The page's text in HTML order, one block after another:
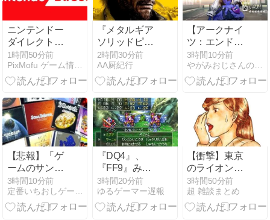
ニンテンドー
ダイレクト、
本日8月9日23
時から配信決
定 ― Switch 2
年の節目に
1時間50分前
『メタルギア
ソリッドピー
スウォーカ
ー』って名作
だよな
2時間30分前
AA厨紀行
【アークナイ
ツ：エンドフ
ィールド#7】
戦う美少女ア
イドル実装！
もだいたい戦
ってるなアイ
ドル【限定ス
カウト「キラ
キラ綺羅星」
結果】
3時間10分前
やがみおじさんのゲーム日記
【悲報】「ゲ
ームのサント
ラとか聴いて
そうｗ」と言
われたらお前
3時間10分前
『DQ4』、
『FF9』みた
いな攻撃魔法
はこのキャラ
って決まって
3時間20分前
ゆるゲーマー遅報
【衝撃】東京
のライオンさ
ん、ふつうに
溶けるｗｗｗ
ｗｗ(※画像あ
3時間50分前
超 雑談まとめ